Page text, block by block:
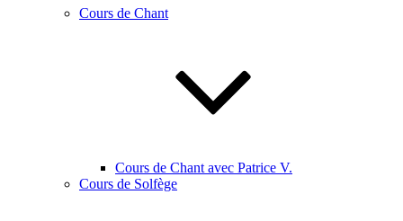
Cours de Chant
Cours de Chant avec Patrice V.
Cours de Solfège